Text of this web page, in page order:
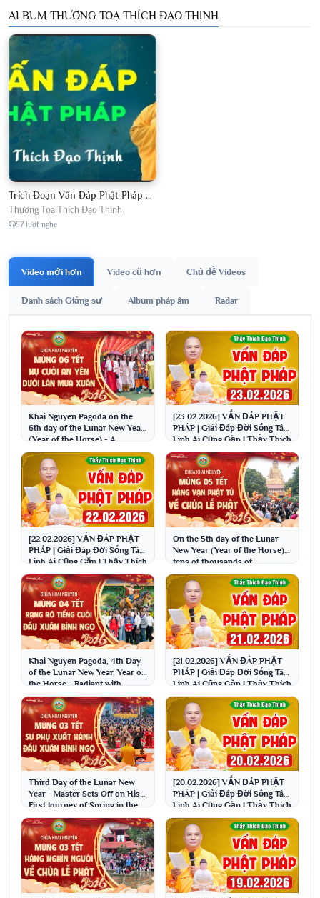
ALBUM THƯỢNG TOẠ THÍCH ĐẠO THỊNH
Trích Đoạn Vấn Đáp Phật Pháp 2026
Thượng Toạ Thích Đạo Thịnh
57 lượt nghe
Video mới hơn Video cũ hơn Chủ đề Videos
Danh sách Giảng sư Album pháp âm Radar
Khai Nguyen Pagoda on the
6th day of the Lunar New Year
(Year of the Horse) - A
peaceful smile un...
[23.02.2026] VẤN ĐÁP PHẬT
PHÁP | Giải Đáp Đời Sống Tâm
Linh Ai Cũng Gặp | Thầy Thích
Đạo Thịnh
[22.02.2026] VẤN ĐÁP PHẬT
PHÁP | Giải Đáp Đời Sống Tâm
Linh Ai Cũng Gặp | Thầy Thích
Đạo Thịnh
On the 5th day of the Lunar
New Year (Year of the Horse),
tens of thousands of
Buddhists flocked ...
Khai Nguyen Pagoda, 4th Day
of the Lunar New Year, Year of
the Horse - Radiant with
laughter at t...
[21.02.2026] VẤN ĐÁP PHẬT
PHÁP | Giải Đáp Đời Sống Tâm
Linh Ai Cũng Gặp | Thầy Thích
Đạo Thịnh
Third Day of the Lunar New
Year - Master Sets Off on His
First Journey of Spring in the
Year of t...
[20.02.2026] VẤN ĐÁP PHẬT
PHÁP | Giải Đáp Đời Sống Tâm
Linh Ai Cũng Gặp | Thầy Thích
Đạo Thịnh